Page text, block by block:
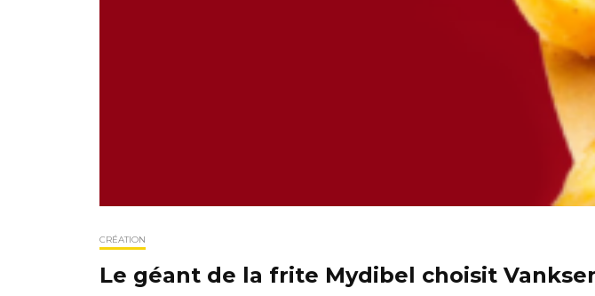
CRÉATION
Le géant de la frite Mydibel choisit